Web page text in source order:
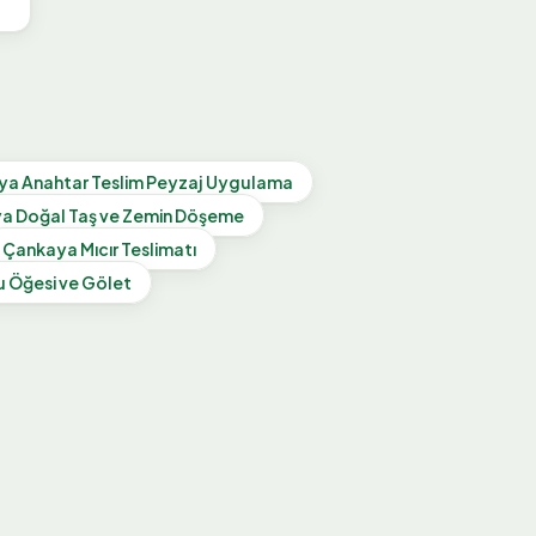
Anahtar Teslim Peyzaj Uygulama
Doğal Taş ve Zemin Döşeme
Çankaya Mıcır Teslimatı
Öğesi ve Gölet